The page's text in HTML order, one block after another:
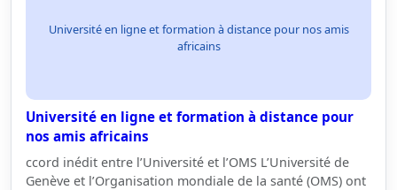
Université en ligne et formation à distance pour nos amis
africains
Université en ligne et formation à distance pour
nos amis africains
ccord inédit entre l’Université et l’OMS L’Université de
Genève et l’Organisation mondiale de la santé (OMS) ont